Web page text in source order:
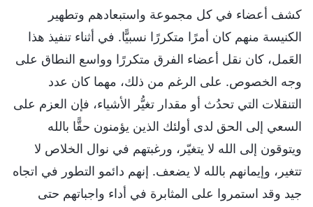
كشف أعضاء في كل مجموعة واستبعادهم وتطهير
الكنيسة منهم كان أمرًا متكررًا نسبيًّا. في أثناء تنفيذ هذا
العَمل، كان نقل أعضاء الفرق متكررًا وواسع النطاق على
وجه الخصوص. على الرغم من ذلك، مهما كان عدد
التنقلات التي تحدُث أو مقدار تغيُّر الأشياء، فإن العزم على
السعي إلى الحق لدى أولئك الذين يؤمنون حقًّا بالله
ويتوقون إلى الله لا يتغيّر، ورغبتهم في نوال الخلاص لا
تتغير، وإيمانهم بالله لا يضعف. إنهم دائمو التطور في اتجاه
جيد وقد استمروا على المثابرة في أداء واجباتهم حتى